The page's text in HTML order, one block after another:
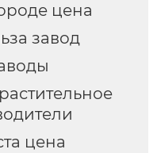
цена
завод
цена